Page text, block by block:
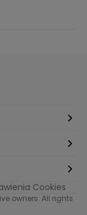
Cookies
owners. All rights